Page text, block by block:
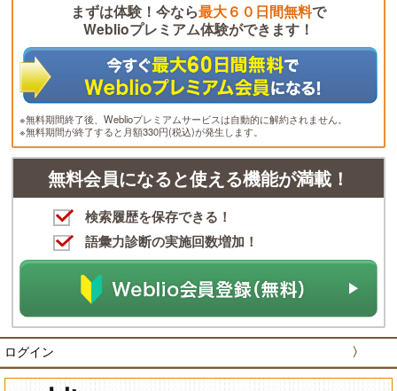
まずは体験！今なら最大６０日間無料で
Weblioプレミアム体験ができます！
※無料期間終了後、Weblioプレミアムサービスは自動的に解約されません。
※無料期間が終了すると月額330円(税込)が発生します。
無料会員になると使える機能が満載！
検索履歴を保存できる！
語彙力診断の実施回数増加！
ログイン 〉